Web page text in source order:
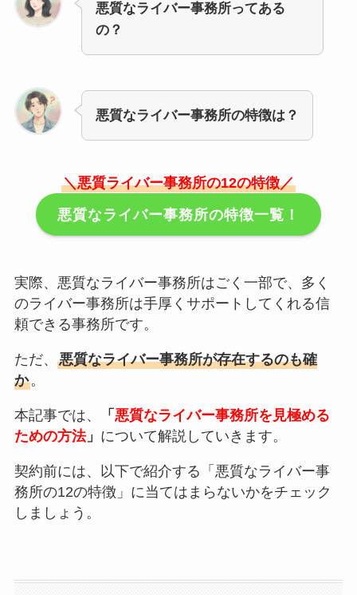
悪質なライバー事務所ってある
の？
悪質なライバー事務所の特徴は？
＼悪質ライバー事務所の12の特徴／
悪質なライバー事務所の特徴一覧！
実際、悪質なライバー事務所はごく一部で、多く
のライバー事務所は手厚くサポートしてくれる信
頼できる事務所です。
ただ、 悪質なライバー事務所が存在するのも確
か。
本記事では、 「 悪質なライバー事務所を見極める
ための方法」 について解説していきます。
契約前には、以下で紹介する「悪質なライバー事
務所の12の特徴」に当てはまらないかをチェック
しましょう。